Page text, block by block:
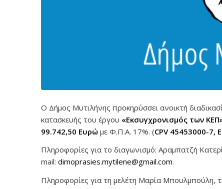
Ο Δήμος Μυτιλήνης προκηρύσσει ανοικτή
κατασκευής του έργου «Εκσυγχρονισμός των
99.742,50 Ευρώ με Φ.Π.Α. 17%. (CPV 45453000-7,
Πληροφορίες για το διαγωνισμό: Αραμπατζή
mail: dimoprasies.mytilene@gmail.com.
Πληροφορίες για τη μελέτη Μαρία Μπουλμπούλη,